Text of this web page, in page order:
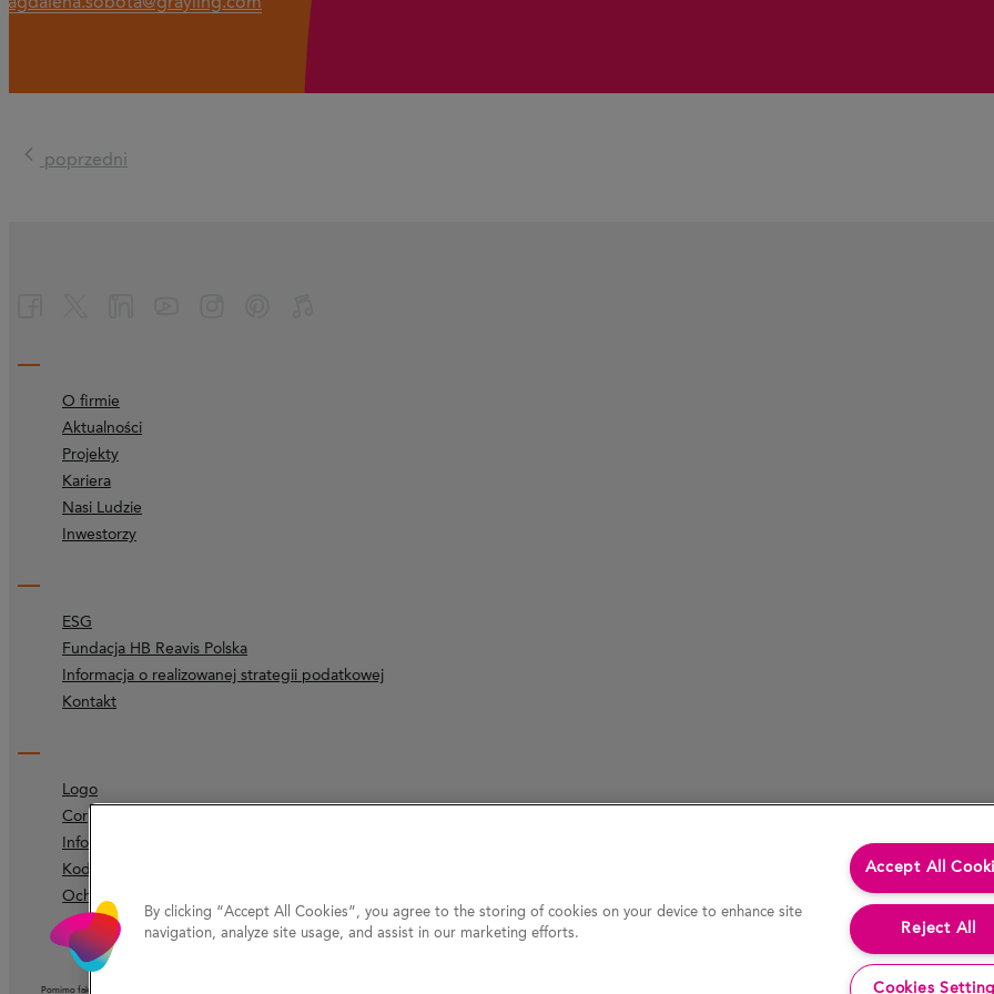
poprzedni
O firmie
Aktualności
Projekty
Kariera
Nasi Ludzie
Inwestorzy
ESG
Fundacja HB Reavis Polska
Informacja o realizowanej strategii podatkowej
Kontakt
Logo
Corporate identity
Informacje prawne
Kodeks etyczny
Ochrona prywatności
Pomimo faktu, że Spółka dołożyła należytej staranności, aby informacje podane na niniejszej stronie internetowej (inne niż informacje dostępne za pośrednictwem odnośników hipertekstowych) były rzetelne w chwili ostatniej aktualizacji
By clicking “Accept All Cookies”, you agree to the storing of cookies on your device to enhance site
navigation, analyze site usage, and assist in our marketing efforts.
Accept All
Reject All
Cookies